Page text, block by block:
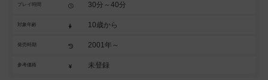
プレイ時間 30分～40分
対象年齢 10歳から
発売時期 2001年～
参考価格 未登録